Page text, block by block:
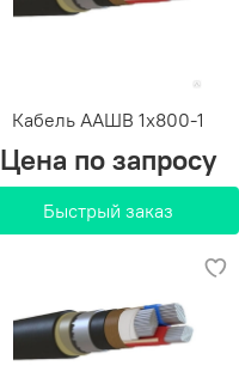
Кабель ААШВ 1х800-1
Цена по запросу
Быстрый заказ